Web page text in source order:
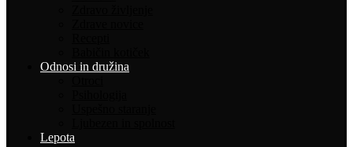
Odnosi in družina
Lepota